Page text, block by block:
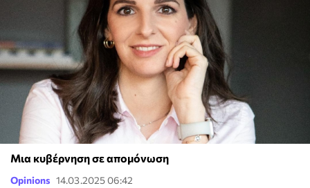
Μια κυβέρνηση σε απομόνωση
Opinions 14.03.2025 06:42